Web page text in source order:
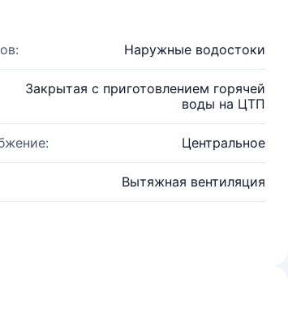
Наружные водостоки
Закрытая с приготовлением горячей
воды на ЦТП
Центральное
Вытяжная вентиляция